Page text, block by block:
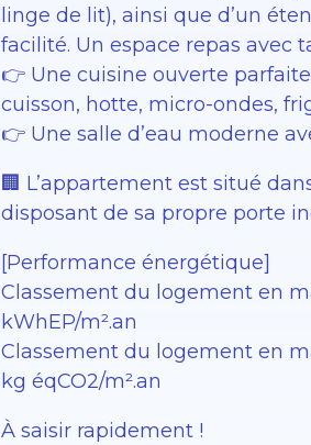
linge de lit), ainsi que d’un
facilité. Un espace repas avec
👉 Une cuisine ouverte
cuisson, hotte, micro-ondes,
👉 Une salle d’eau moderne
🏢 L’appartement est situé
disposant de sa propre porte
[Performance énergétique]
Classement du logement en
kWhEP/m².an
Classement du logement en
kg éqCO2/m².an
À saisir rapidement !